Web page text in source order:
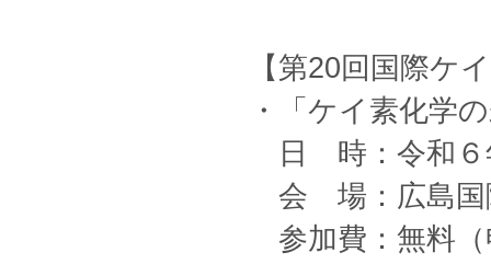
【第20回国際ケ
・「ケイ素化学
日 時：令和６
会 場：広島国
参加費：無料（